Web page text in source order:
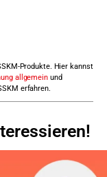
Produkte. Hier kannst
allgemeinund
erfahren.